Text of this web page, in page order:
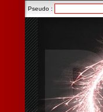
Pseudo :